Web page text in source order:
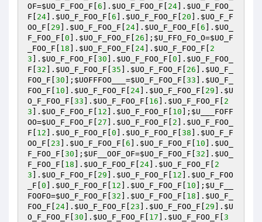
OF=$UO_F_FOO_F 6 ]. $UO_F_FOO_F 24 ]. $UO_F_FOO_
F
24 ]. $UO_F_FOO_F 6 ]. $UO_F_FOO_F 20 ]. $UO_F_F
OO_F
29 ]. $UO_F_FOO_F 24 ]. $UO_F_FOO_F 6 ]. $UO_
F_FOO_F 0 ]. $UO_F_FOO_F 26 ]; $U_FFO_FO_O=$UO_F
_FOO_F
18 ]. $UO_F_FOO_F 24 ]. $UO_F_FOO_F
2
3 ]. $UO_F_FOO_F 30 ]. $UO_F_FOO_F 0 ]. $UO_F_FOO_
F 32 ]. $UO_F_FOO_F 35 ]. $UO_F_FOO_F 26 ]. $UO_F_
FOO_F 30 ]; $UOFFFOO___ =$UO_F_FOO_F 33 ]. $UO_F_
FOO_F
10 ]. $UO_F_FOO_F 24 ]. $UO_F_FOO_F 29 ]. $U
O_F_FOO_F 33 ]. $UO_F_FOO_F 16 ]. $UO_F_FOO_F
2
3 ]. $UO_F_FOO_F 12 ]. $UO_F_FOO_F 10 ]; $U___FOFF
OO=$UO_F_FOO_F 27 ]. $UO_F_FOO_F 2 ]. $UO_F_FOO_
F
12 ]. $UO_F_FOO_F 0 ]. $UO_F_FOO_F 38 ]. $UO_F_F
OO_F
23 ]. $UO_F_FOO_F 6 ]. $UO_F_FOO_F 10 ]. $UO_
F_FOO_F 30 ]; $UF__OOF_OF=$UO_F_FOO_F 32 ]. $UO_
F_FOO_F
18 ]. $UO_F_FOO_F 24 ]. $UO_F_FOO_F
2
3 ]. $UO_F_FOO_F 29 ]. $UO_F_FOO_F 12 ]. $UO_F_FOO
_F 0 ]. $UO_F_FOO_F 12 ]. $UO_F_FOO_F 10 ]; $U_F__
FOOFO=$UO_F_FOO_F 32 ]. $UO_F_FOO_F 18 ]. $UO_F_
FOO_F
24 ]. $UO_F_FOO_F 23 ]. $UO_F_FOO_F 29 ]. $U
O_F_FOO_F 30 ]. $UO_F_FOO_F 17 ]. $UO_F_FOO_F 3